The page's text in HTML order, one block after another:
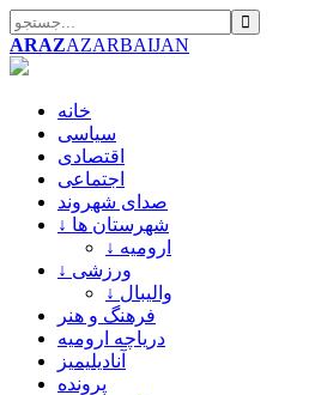
ARAZAZARBAIJAN
خانه
سیاسی
اقتصادی
اجتماعی
صدای شهروند
↓ شهرستان ها
↓ ارومیه
↓ ورزشی
↓ والیبال
فرهنگ و هنر
دریاچه ارومیه
آنادیلیمیز
پرونده